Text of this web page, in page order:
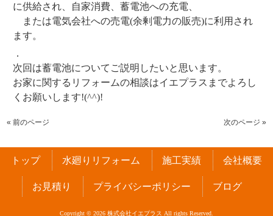
に供給され、自家消費、蓄電池への充電、
または電気会社への売電(余剰電力の販売)に利用され
ます。
．
次回は蓄電池についてご説明したいと思います。
お家に関するリフォームの相談はイエプラスまでよろし
くお願いします!(^^)!
« 前のページ 次のページ »
トップ 水廻りリフォーム 施工実績 会社概要
お見積り プライバシーポリシー ブログ
Copyright © 2026 株式会社イエプラス All rights Reserved.